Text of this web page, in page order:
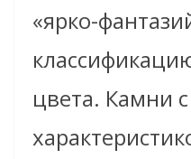
«ярко-
цвета. Камни